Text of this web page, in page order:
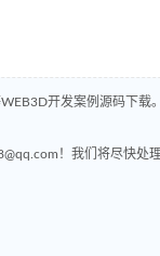
开发案例源码下载。
！我们将尽快处理